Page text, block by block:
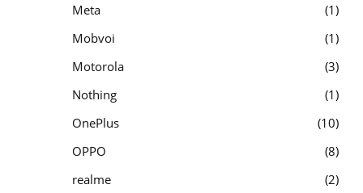
Meta
1
Mobvoi
1
Motorola
3
Nothing
1
OnePlus
10
OPPO
8
realme
2